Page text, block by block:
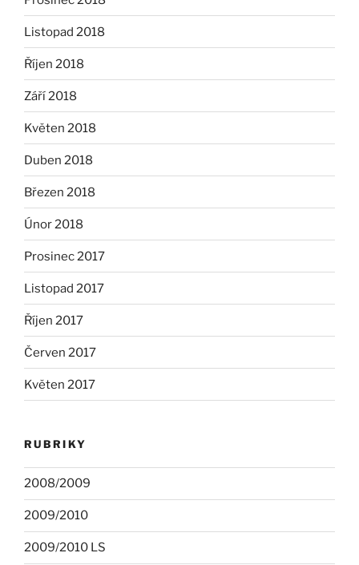
Listopad 2018
Říjen 2018
Září 2018
Květen 2018
Duben 2018
Březen 2018
Únor 2018
Prosinec 2017
Listopad 2017
Říjen 2017
Červen 2017
Květen 2017
RUBRIKY
2008/2009
2009/2010
2009/2010 LS